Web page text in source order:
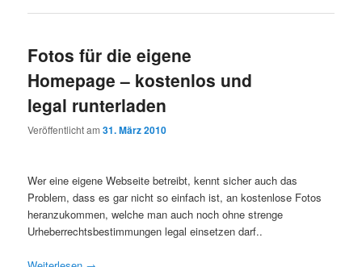
Fotos für die eigene
Homepage – kostenlos und
legal runterladen
Veröffentlicht am31. März 2010
Wer eine eigene Webseite betreibt, kennt sicher auch das
Problem, dass es gar nicht so einfach ist, an kostenlose Fotos
heranzukommen, welche man auch noch ohne strenge
Urheberrechtsbestimmungen legal einsetzen darf..